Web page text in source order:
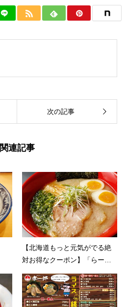
次の記事
関連記事
【北海道もっと元気がでる絶
対お得なクーポン】「らー麺
京や」